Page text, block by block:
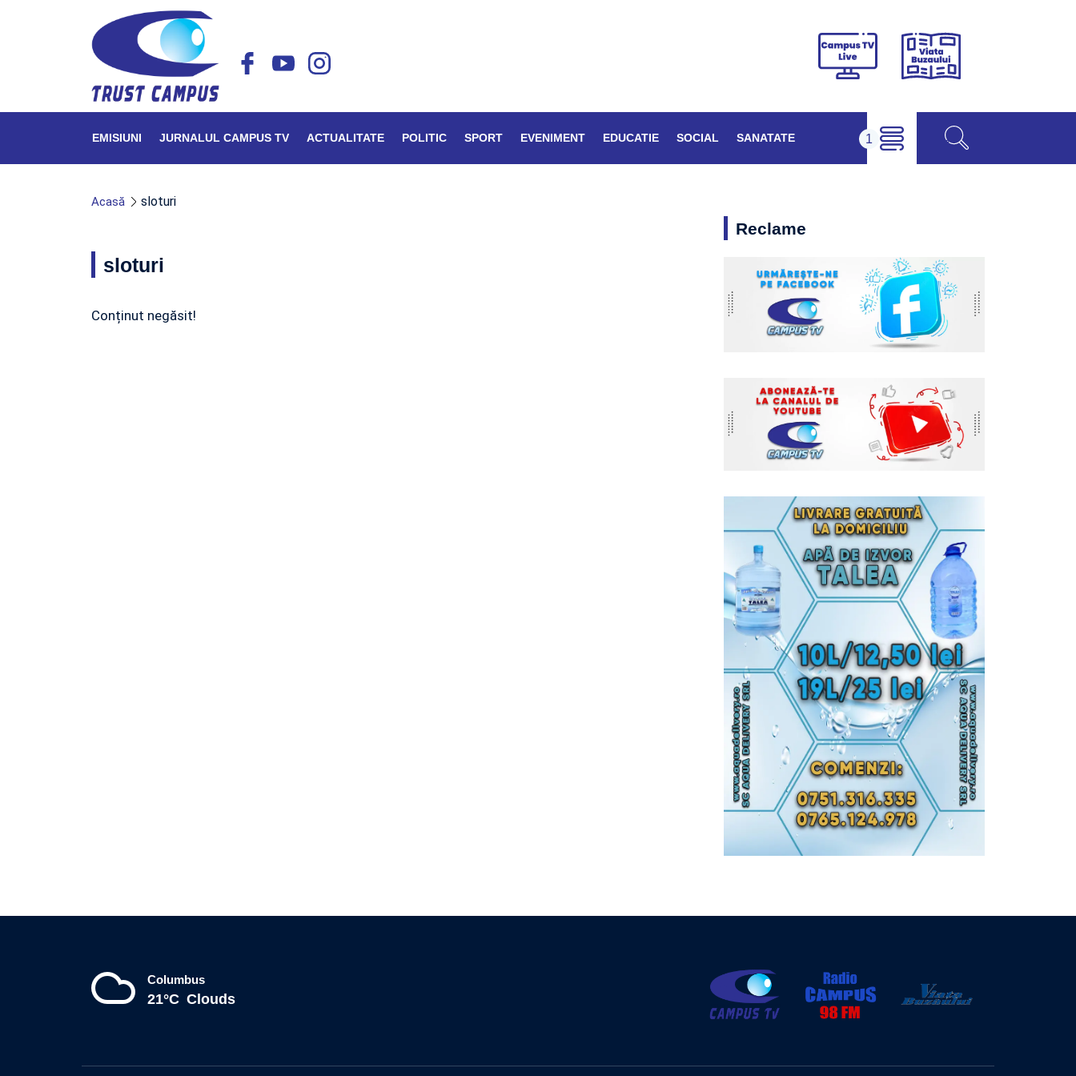
Campus
Viața
EMISIUNI JURNALUL CAMPUS TV ACTUALITATE POLITIC SPORT EVENIMENT EDUCATIE SOCIAL SANATATE
Acasă sloturi
sloturi
Conținut negăsit!
Reclame
Columbus
21°C Clouds